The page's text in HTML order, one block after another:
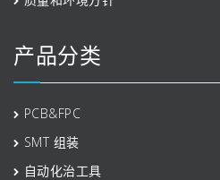
产品分类
PCB&FPC
SMT 组装
自动化治工具